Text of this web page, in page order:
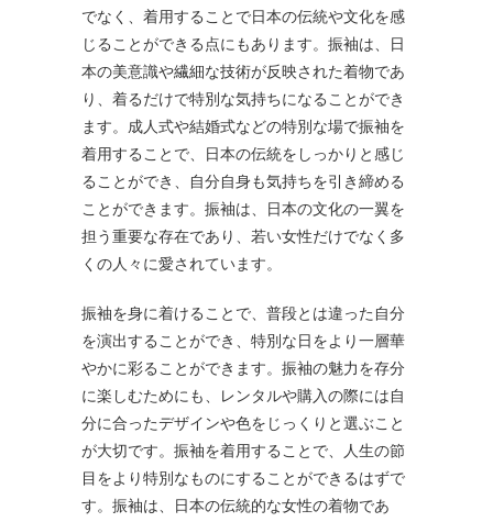
でなく、着用することで日本の伝統や文化を感
じることができる点にもあります。振袖は、日
本の美意識や繊細な技術が反映された着物であ
り、着るだけで特別な気持ちになることができ
ます。成人式や結婚式などの特別な場で振袖を
着用することで、日本の伝統をしっかりと感じ
ることができ、自分自身も気持ちを引き締める
ことができます。振袖は、日本の文化の一翼を
担う重要な存在であり、若い女性だけでなく多
くの人々に愛されています。
振袖を身に着けることで、普段とは違った自分
を演出することができ、特別な日をより一層華
やかに彩ることができます。振袖の魅力を存分
に楽しむためにも、レンタルや購入の際には自
分に合ったデザインや色をじっくりと選ぶこと
が大切です。振袖を着用することで、人生の節
目をより特別なものにすることができるはずで
す。振袖は、日本の伝統的な女性の着物であ